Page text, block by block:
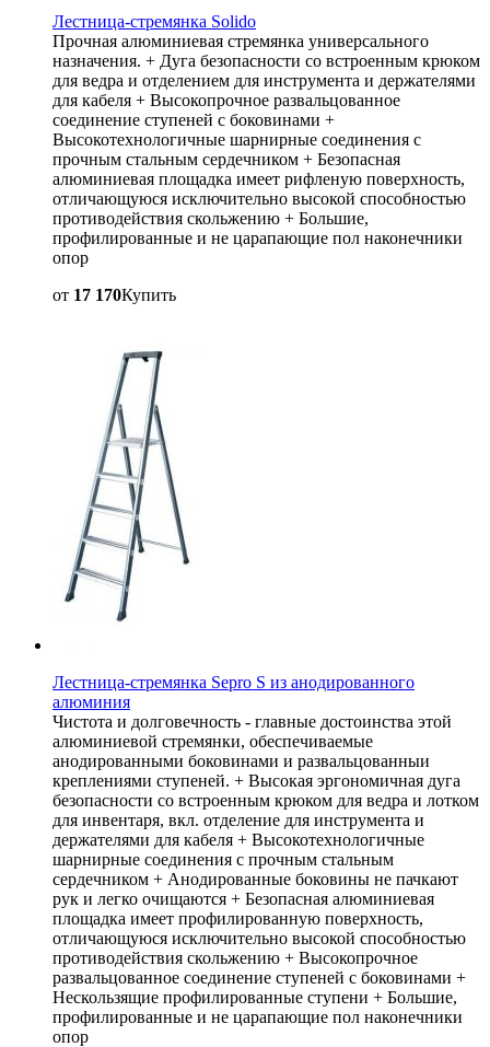
Лестница-стремянка Solido
Прочная алюминиевая стремянка универсального
назначения. + Дуга безопасности со встроенным крюком
для ведра и отделением для инструмента и держателями
для кабеля + Высокопрочное развальцованное
соединение ступеней с боковинами +
Высокотехнологичные шарнирные соединения с
прочным стальным сердечником + Безопасная
алюминиевая площадка имеет рифленую поверхность,
отличающуюся исключительно высокой способностью
противодействия скольжению + Большие,
профилированные и не царапающие пол наконечники
опор
от 17 170Купить
Лестница-стремянка Sepro S из анодированного
алюминия
Чистота и долговечность - главные достоинства этой
алюминиевой стремянки, обеспечиваемые
анодированными боковинами и развальцованныи
креплениями ступеней. + Высокая эргономичная дуга
безопасности со встроенным крюком для ведра и лотком
для инвентаря, вкл. отделение для инструмента и
держателями для кабеля + Высокотехнологичные
шарнирные соединения с прочным стальным
сердечником + Анодированные боковины не пачкают
рук и легко очищаются + Безопасная алюминиевая
площадка имеет профилированную поверхность,
отличающуюся исключительно высокой способностью
противодействия скольжению + Высокопрочное
развальцованное соединение ступеней с боковинами +
Нескользящие профилированные ступени + Большие,
профилированные и не царапающие пол наконечники
опор